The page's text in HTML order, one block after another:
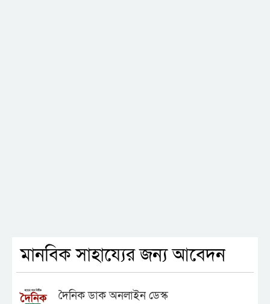
মানবিক সাহায্যের জন্য আবেদন
দৈনিক ডাক অনলাইন ডেস্ক